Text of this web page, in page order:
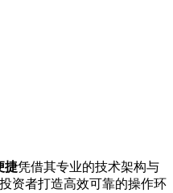
捷凭借其专业的技术架构与
资者打造高效可靠的操作环